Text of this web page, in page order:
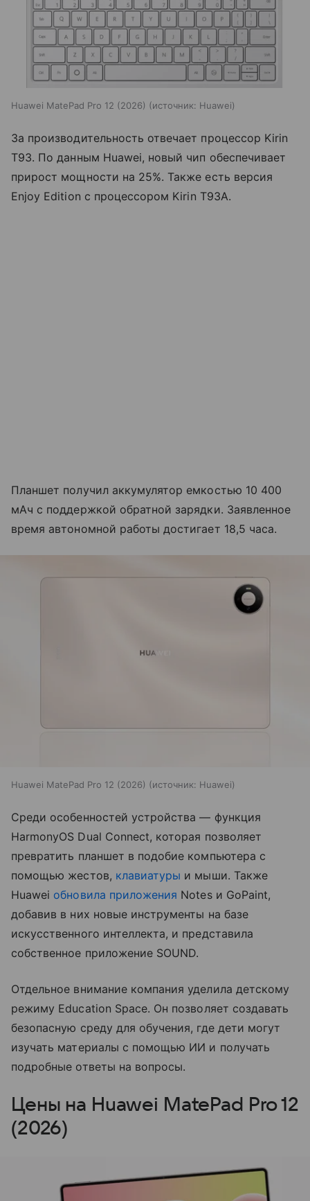
Huawei MatePad Pro 12 (2026) источник: Huawei
За производительность отвечает процессор Kirin
T93. По данным Huawei, новый чип обеспечивает
прирост мощности на 25%. Также есть версия
Enjoy Edition с процессором Kirin T93A.
Планшет получил аккумулятор емкостью 10 400
мАч с поддержкой обратной зарядки. Заявленное
время автономной работы достигает 18,5 часа.
Huawei MatePad Pro 12 (2026) источник: Huawei
Среди особенностей устройства — функция
HarmonyOS Dual Connect, которая позволяет
превратить планшет в подобие компьютера с
помощью жестов, клавиатуры и мыши. Также
Huawei обновила приложения Notes и GoPaint,
добавив в них новые инструменты на базе
искусственного интеллекта, и представила
собственное приложение SOUND.
Отдельное внимание компания уделила детскому
режиму Education Space. Он позволяет создавать
безопасную среду для обучения, где дети могут
изучать материалы с помощью ИИ и получать
подробные ответы на вопросы.
Цены на Huawei MatePad Pro 12
(2026)